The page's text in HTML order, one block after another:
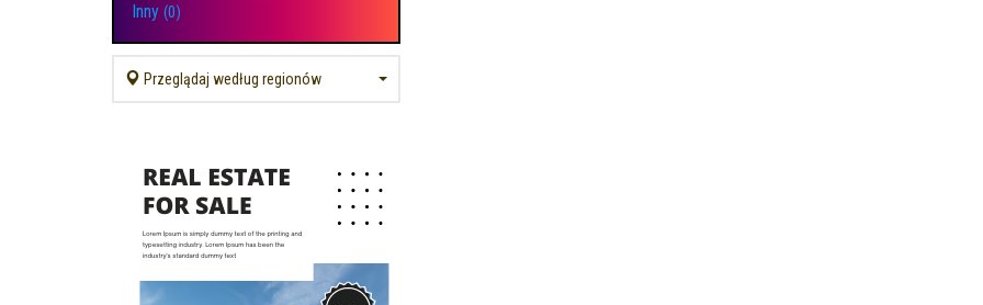
Inny (0)
Przeglądaj według regionów